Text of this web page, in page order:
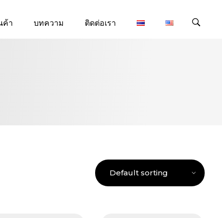
ค้า บทความ ติดต่อเรา